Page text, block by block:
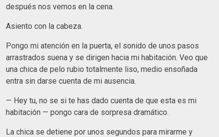
después nos vemos en la cena.
Asiento con la cabeza.
Pongo mi atención en la puerta, el sonido de unos pasos
arrastrados suena y se dirigen hacia mi habitación. Veo que
una chica de pelo rubio totalmente liso, medio ensoñada
entra sin darse cuenta de mi ausencia.
— Hey tu, no se si te has dado cuenta de que esta es mi
habitación — pongo cara de sorpresa dramático.
La chica se detiene por unos segundos para mirarme y